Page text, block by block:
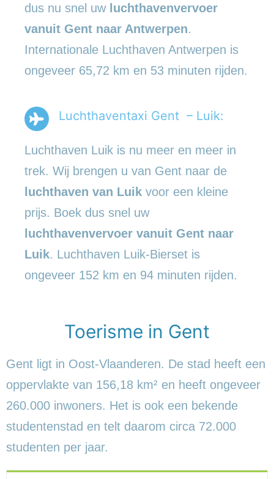
dus nu snel uw luchthavenvervoer
vanuit Gent naar Antwerpen.
Internationale Luchthaven Antwerpen is
ongeveer 65,72 km en 53 minuten rijden.
Luchthaventaxi Gent – Luik:
Luchthaven Luik is nu meer en meer in
trek. Wij brengen u van Gent naar de
luchthaven van Luik voor een kleine
prijs. Boek dus snel uw
luchthavenvervoer vanuit Gent naar
Luik. Luchthaven Luik-Bierset is
ongeveer 152 km en 94 minuten rijden.
Toerisme in Gent
Gent ligt in Oost-Vlaanderen. De stad heeft een
oppervlakte van 156,18 km² en heeft ongeveer
260.000 inwoners. Het is ook een bekende
studentenstad en telt daarom circa 72.000
studenten per jaar.